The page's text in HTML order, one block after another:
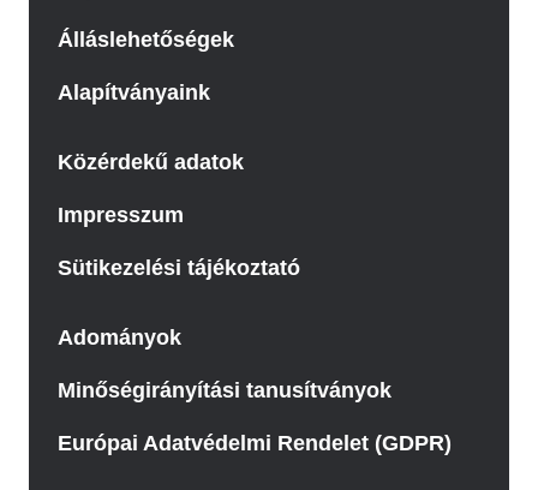
Álláslehetőségek
Alapítványaink
Közérdekű adatok
Impresszum
Sütikezelési tájékoztató
Adományok
Minőségirányítási tanusítványok
Európai Adatvédelmi Rendelet (GDPR)